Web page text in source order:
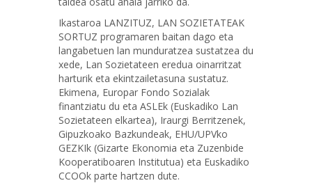
Ikastaroa LANZITUZ, LAN SOZIETATEAK
SORTUZ programaren baitan dago eta
langabetuen lan munduratzea sustatzea du
xede, Lan Sozietateen eredua oinarritzat
harturik eta ekintzailetasuna sustatuz.
Ekimena, Europar Fondo Sozialak
finantziatu du eta ASLEk (Euskadiko Lan
Sozietateen elkartea), Iraurgi Berritzenek,
Gipuzkoako Bazkundeak, EHU/UPVko
GEZKIk (Gizarte Ekonomia eta Zuzenbide
Kooperatiboaren Institutua) eta Euskadiko
CCOOk parte hartzen dute.